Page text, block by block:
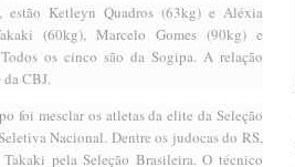
Ketleyn Quadros (63kg) e Aléxia
(60kg), Marcelo Gomes (90kg) e
os cinco são da Sogipa. A relação
CBJ.
foi mesclar os atletas da elite da Seleção
Nacional. Dentre os judocas do RS,
pela Seleção Brasileira. O técnico